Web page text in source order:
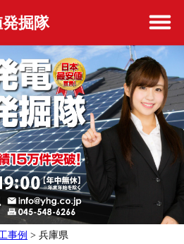
掘隊
事例 > 兵庫県